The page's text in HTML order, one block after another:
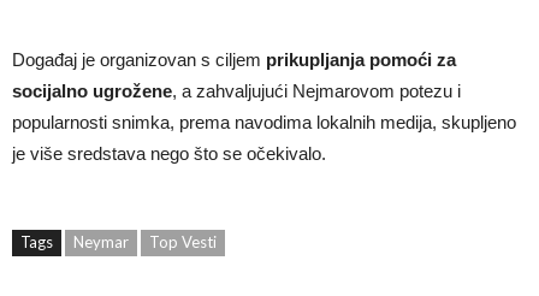
Događaj je organizovan s ciljem prikupljanja pomoći za
socijalno ugrožene, a zahvaljujući Nejmarovom potezu i
popularnosti snimka, prema navodima lokalnih medija, skupljeno
je više sredstava nego što se očekivalo.
Tags Neymar Top Vesti